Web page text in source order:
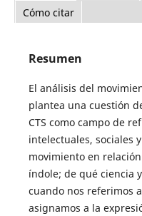
Cómo citar
Resumen
El análisis del
plantea una cuestión
CTS como campo de
intelectuales, sociales
movimiento en
índole; de qué ciencia
cuando nos referimos
asignamos a la